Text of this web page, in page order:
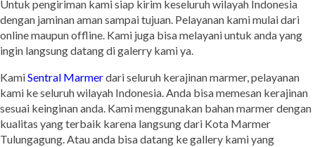
Untuk pengiriman kami siap kirim keseluruh wilayah Indonesia
dengan jaminan aman sampai tujuan. Pelayanan kami mulai dari
online maupun offline. Kami juga bisa melayani untuk anda yang
ingin langsung datang di galerry kami ya.
KamiSentral Marmerdari seluruh kerajinan marmer, pelayanan
kami ke seluruh wilayah Indonesia. Anda bisa memesan kerajinan
sesuai keinginan anda. Kami menggunakan bahan marmer dengan
kualitas yang terbaik karena langsung dari Kota Marmer
Tulungagung. Atau anda bisa datang ke gallery kami yang